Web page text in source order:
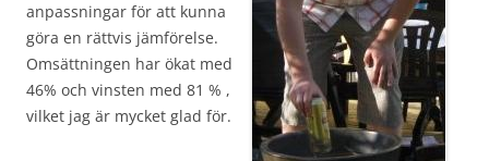
anpassningar för att kunna
göra en rättvis jämförelse.
Omsättningen har ökat med
46% och vinsten med 81 % ,
vilket jag är mycket glad för.